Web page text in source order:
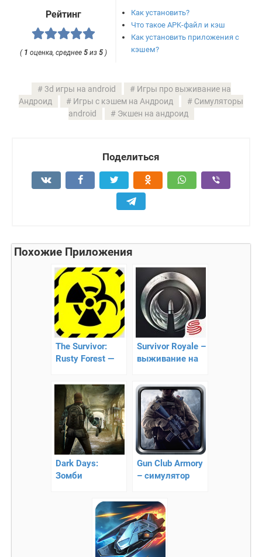
Рейтинг
( 1 оценка, среднее5 из5 )
Как установить?
Что такое APK-файл и кэш
Как установить приложения с
кэшем?
3d игры на android
Игры про выживание на
Андроид
Игры с кэшем на Андроид
Симуляторы
android
Экшен на андроид
Поделиться
Похожие Приложения
The Survivor:
Rusty Forest —
выживания на
Android
Survivor Royale –
выживание на
Dark Days:
Зомби
Gun Club Armory
– симулятор